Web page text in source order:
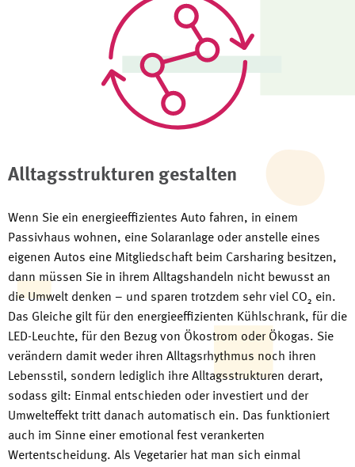
Alltagsstrukturen gestalten
Wenn Sie ein energieeffizientes Auto fahren, in einem
Passivhaus wohnen, eine Solaranlage oder anstelle eines
eigenen Autos eine Mitgliedschaft beim Carsharing besitzen,
dann müssen Sie in ihrem Alltagshandeln nicht bewusst an
die Umwelt denken – und sparen trotzdem sehr viel CO₂ ein.
Das Gleiche gilt für den energieeffizienten Kühlschrank, für die
LED-Leuchte, für den Bezug von Ökostrom oder Ökogas. Sie
verändern damit weder ihren Alltagsrhythmus noch ihren
Lebensstil, sondern lediglich ihre Alltagsstrukturen derart,
sodass gilt: Einmal entschieden oder investiert und der
Umwelteffekt tritt danach automatisch ein. Das funktioniert
auch im Sinne einer emotional fest verankerten
Wertentscheidung. Als Vegetarier hat man sich einmal